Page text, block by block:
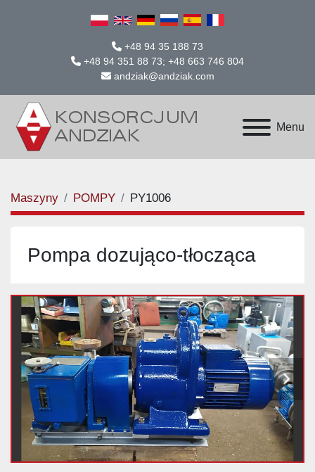
+48 94 35 188 73
+48 94 351 88 73; +48 663 746 804
andziak@andziak.com
Menu
Maszyny POMPY PY1006
Pompa dozująco-tłocząca